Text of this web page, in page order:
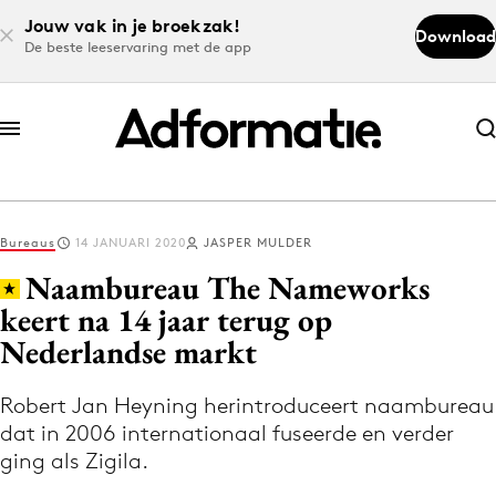
Jouw vak in je broekzak!
De beste leeservaring met de app
Download
Abonneer nu
Abonneer nu
Log in
Download de app
Volg het laatste nieuws via de Adformatie
Nieuws app
Bureaus 14 JANUARI 2020 JASPER MULDER
Naambureau The Nameworks
keert na 14 jaar terug op
Nederlandse markt
Robert Jan Heyning herintroduceert naambureau
dat in 2006 internationaal fuseerde en verder
ging als Zigila.